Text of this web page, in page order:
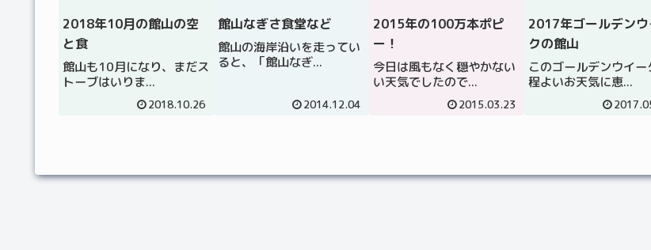
2018年10月の館山の空
と食
館山も10月になり、まだス
トーブはいりま...
2018.10.26
館山なぎさ食堂など
館山の海岸沿いを走ってい
ると、「館山なぎ...
2014.12.04
2015年の100万本ポピ
ー！
今日は風もなく穏やかない
い天気でしたので...
2015.03.23
2017年ゴールデンウ
クの館山
このゴールデンウイー
程よいお天気に恵...